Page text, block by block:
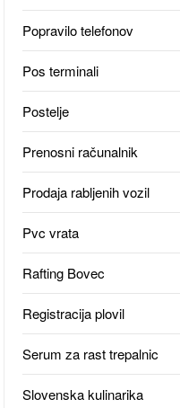
Popravilo telefonov
Pos terminali
Postelje
Prenosni računalnik
Prodaja rabljenih vozil
Pvc vrata
Rafting Bovec
Registracija plovil
Serum za rast trepalnic
Slovenska kulinarika